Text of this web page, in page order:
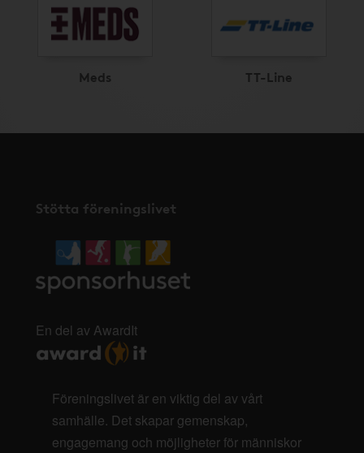
Meds TT-Line
Stötta föreningslivet
En del av AwardIt
Föreningslivet är en viktig del av vårt
samhälle. Det skapar gemenskap,
engagemang och möjligheter för människor